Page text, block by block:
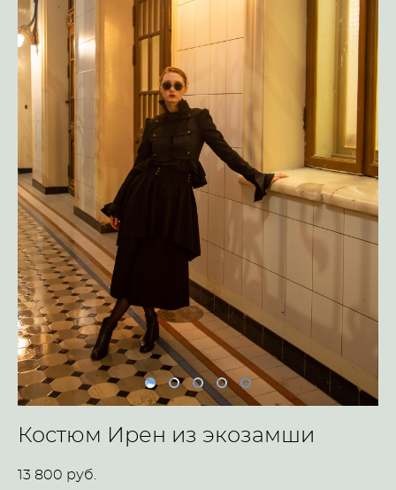
Костюм Ирен из экозамши
13 800 pуб.